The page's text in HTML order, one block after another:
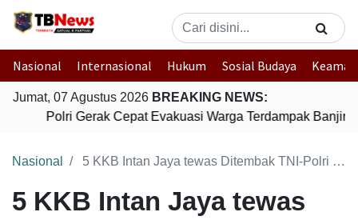
Nasional Internasional Hukum Sosial Budaya
Jumat, 07 Agustus 2026 BREAKING NEWS:
Polri Gerak Cepat Evakuasi Warga Terdampak Banjir di
Nasional 5 KKB Intan Jaya tewas Ditembak TNI-Polri di Intan Jaya
5 KKB Intan Jaya tewas